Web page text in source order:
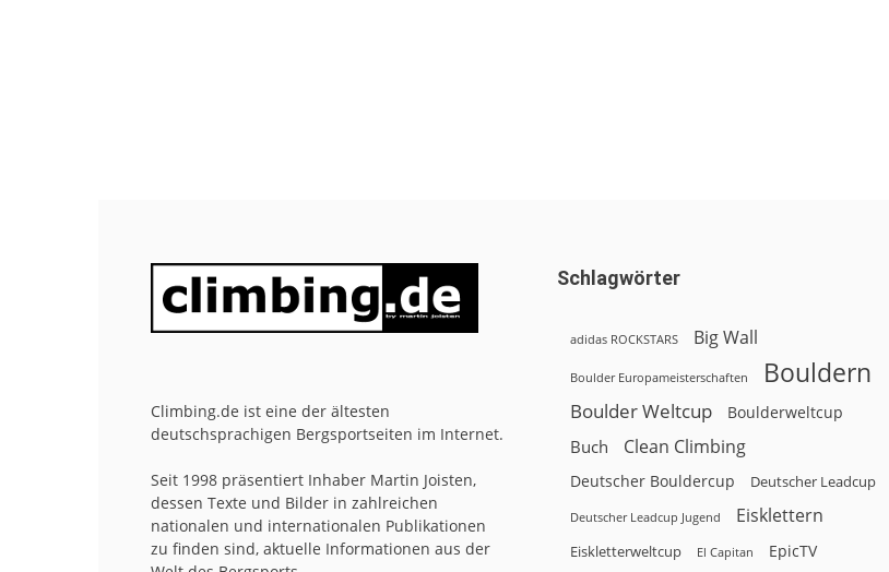
Climbing.de ist eine der ältesten
deutschsprachigen Bergsportseiten im Internet.
Seit 1998 präsentiert Inhaber Martin Joisten,
dessen Texte und Bilder in zahlreichen
nationalen und internationalen Publikationen
zu finden sind, aktuelle Informationen aus der
Schlagwörter
adidas ROCKSTARS Big Wall
Boulder Europameisterschaften Bouldern
Boulder Weltcup Boulderweltcup
Buch Clean Climbing
Deutscher Bouldercup Deutscher Leadcup
Deutscher Leadcup Jugend Eisklettern
Eiskletterweltcup El Capitan EpicTV